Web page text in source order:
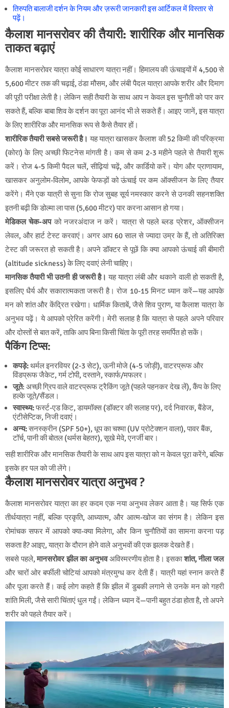
तिरुपति बालाजी दर्शन के नियम और ज़रूरी जानकारी इस आर्टिकल में विस्तार से
पढ़ें।
कैलाश मानसरोवर की तैयारी: शारीरिक और मानसिक
ताकत बढ़ाएं
कैलाश मानसरोवर यात्रा कोई साधारण यात्रा नहीं। हिमालय की ऊंचाइयों में 4,500 से
5,600 मीटर तक की चढ़ाई, ठंडा मौसम, और लंबी पैदल यात्रा आपके शरीर और दिमाग
की पूरी परीक्षा लेती है। लेकिन सही तैयारी के साथ आप न केवल इस चुनौती को पार कर
सकते हैं, बल्कि बाबा शिव के दर्शन का पूरा आनंद भी ले सकते हैं। आइए जानें, इस यात्रा
के लिए शारीरिक और मानसिक रूप से कैसे तैयार हों।
शारीरिक तैयारी सबसे जरूरी है। यह यात्रा खासकर कैलाश की 52 किमी की परिक्रमा
(कोरा) के लिए अच्छी फिटनेस मांगती है। कम से कम 2-3 महीने पहले से तैयारी शुरू
करें। रोज 4-5 किमी पैदल चलें, सीढ़ियां चढ़ें, और कार्डियो करें। योग और प्राणायाम,
खासकर अनुलोम-विलोम, आपके फेफड़ों को ऊंचाई पर कम ऑक्सीजन के लिए तैयार
करेंगे। मैंने एक यात्री से सुना कि रोज सुबह सूर्य नमस्कार करने से उनकी सहनशक्ति
इतनी बढ़ी कि डोल्मा ला पास (5,600 मीटर) पार करना आसान हो गया।
मेडिकल चेक-अपको नजरअंदाज न करें। यात्रा से पहले ब्लड प्रेशर, ऑक्सीजन
लेवल, और हार्ट टेस्ट करवाएं। अगर आप 60 साल से ज्यादा उम्र के हैं, तो अतिरिक्त
टेस्ट की जरूरत हो सकती है। अपने डॉक्टर से पूछें कि क्या आपको ऊंचाई की बीमारी
(altitude sickness) के लिए दवाएं लेनी चाहिए।
मानसिक तैयारी भी उतनी ही जरूरी है।यह यात्रा लंबी और थकाने वाली हो सकती है,
इसलिए धैर्य और सकारात्मकता जरूरी है। रोज 10-15 मिनट ध्यान करें—यह आपके
मन को शांत और केंद्रित रखेगा। धार्मिक किताबें, जैसे शिव पुराण, या कैलाश यात्रा के
अनुभव पढ़ें। ये आपको प्रेरित करेंगी। मेरी सलाह है कि यात्रा से पहले अपने परिवार
और दोस्तों से बात करें, ताकि आप बिना किसी चिंता के पूरी तरह समर्पित हो सकें।
पैकिंग टिप्स:
कपड़े:थर्मल इनरवियर (2-3 सेट), ऊनी मोजे (4-5 जोड़ी), वाटरप्रूफ और
विंडप्रूफ जैकेट, गर्म टोपी, दस्ताने, स्कार्फ/मफलर।
जूते: अच्छी ग्रिप वाले वाटरप्रूफ ट्रैकिंग जूते (पहले पहनकर देख लें), कैंप के लिए
हल्के जूते/सैंडल।
स्वास्थ्य:फर्स्ट-एड किट, डायमॉक्स (डॉक्टर की सलाह पर), दर्द निवारक, बैंडेज,
एंटीसेप्टिक, निजी दवाएं।
अन्य:सनस्क्रीन (SPF 50+), धूप का चश्मा (UV प्रोटेक्शन वाला), पावर बैंक,
टॉर्च, पानी की बोतल (थर्मस बेहतर), सूखे मेवे, एनर्जी बार।
सही शारीरिक और मानसिक तैयारी के साथ आप इस यात्रा को न केवल पूरा करेंगे, बल्कि
इसके हर पल को जी लेंगे।
कैलाश मानसरोवर यात्राअनुभव?
कैलाश मानसरोवर यात्रा का हर कदम एक नया अनुभव लेकर आता है। यह सिर्फ एक
तीर्थयात्रा नहीं, बल्कि प्रकृति, आध्यात्म, और आत्म-खोज का संगम है। लेकिन इस
रोमांचक सफर में आपको क्या-क्या मिलेगा, और किन चुनौतियों का सामना करना पड़
सकता है? आइए, यात्रा के दौरान होने वाले अनुभवों की एक झलक देखते हैं।
सबसे पहले,मानसरोवर झील का अनुभवअविस्मरणीय होता है। इसकाशांत, नीला जल
और चारों ओर बर्फीली चोटियां आपको मंत्रमुग्ध कर देती हैं। यात्री यहां स्नान करते हैं
और पूजा करते हैं। कई लोग कहते हैं कि झील में डुबकी लगाने से उनके मन को गहरी
शांति मिली, जैसे सारी चिंताएं धुल गईं। लेकिन ध्यान दें—पानी बहुत ठंडा होता है, तो अपने
शरीर को पहले तैयार करें।